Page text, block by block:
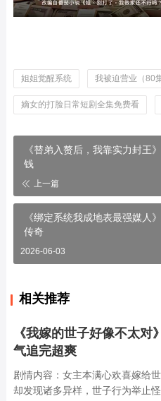
姐姐觉醒系统 我被迫营业（80集
嫡女的打脸日常短剧全集免费看
《替弟入赘后，我靠实力封王
钱
上一篇
《绑定系统我成地表最强媒人
传奇
2026-06-03
相关推荐
《我嫁的世子好像不太对
气追完超爽
剧情内容：女主本满心欢喜嫁给
却发现诸多异样，世子行为举止